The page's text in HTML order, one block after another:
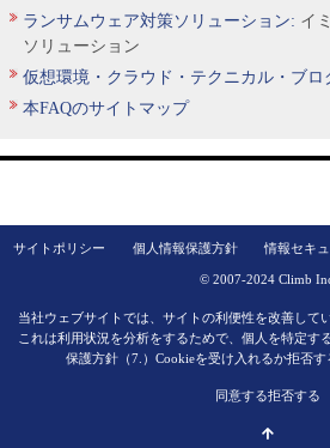
ランサムウェア対策ソリューション: イ
ソリューション
仮想環境・クラウド・テクニカル・ブロ
本FAQのサイトマップ
サイトポリシー 個人情報保護方針 情報セキ
© 2007-2024 Climb
当社ウェブサイトでは、サイトの利便性を改善して
これは利用状況を分析をするためで、個人を特定す
保護方針（7.） Cookieを受け入れるか拒否す
同意する拒否する